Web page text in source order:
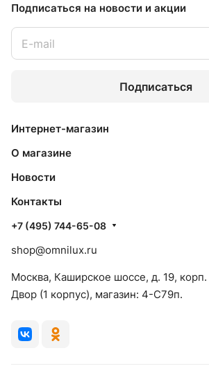
Подписаться на новости и акции
Подписаться
Интернет-магазин
О магазине
Новости
Контакты
+7 (495) 744-65-08
shop@omnilux.ru
Москва, Каширское шоссе, д. 19,
Двор (1 корпус), магазин: 4-C79п.